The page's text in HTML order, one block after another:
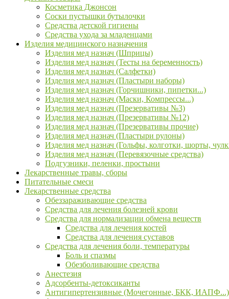
Косметика Джонсон
Соски пустышки бутылочки
Средства детской гигиены
Средства ухода за младенцами
Изделия медицинского назначения
Изделия мед назнач (Шприцы)
Изделия мед назнач (Тесты на беременность)
Изделия мед назнач (Салфетки)
Изделия мед назнач (Пластыри наборы)
Изделия мед назнач (Горчишники, пипетки...)
Изделия мед назнач (Маски, Компрессы...)
Изделия мед назнач (Презервативы №3)
Изделия мед назнач (Презервативы №12)
Изделия мед назнач (Презервативы прочие)
Изделия мед назнач (Пластыри рулоны)
Изделия мед назнач (Гольфы, колготки, шорты,
Изделия мед назнач (Перевязочные средства)
Подгузники, пеленки, простыни
Лекарственные травы, сборы
Питательные смеси
Лекарственные средства
Обеззараживающие средства
Средства для лечения болезней крови
Средства для нормализации обмена веществ
Средства для лечения костей
Средства для лечения суставов
Средства для лечения боли, температуры
Боль и спазмы
Обезболивающие средства
Анестезия
Адсорбенты-детоксиканты
Антигипертензивные (Мочегонные, БКК, ИАПФ...)